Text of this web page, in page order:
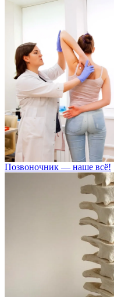
Позвоночник — наше всё!